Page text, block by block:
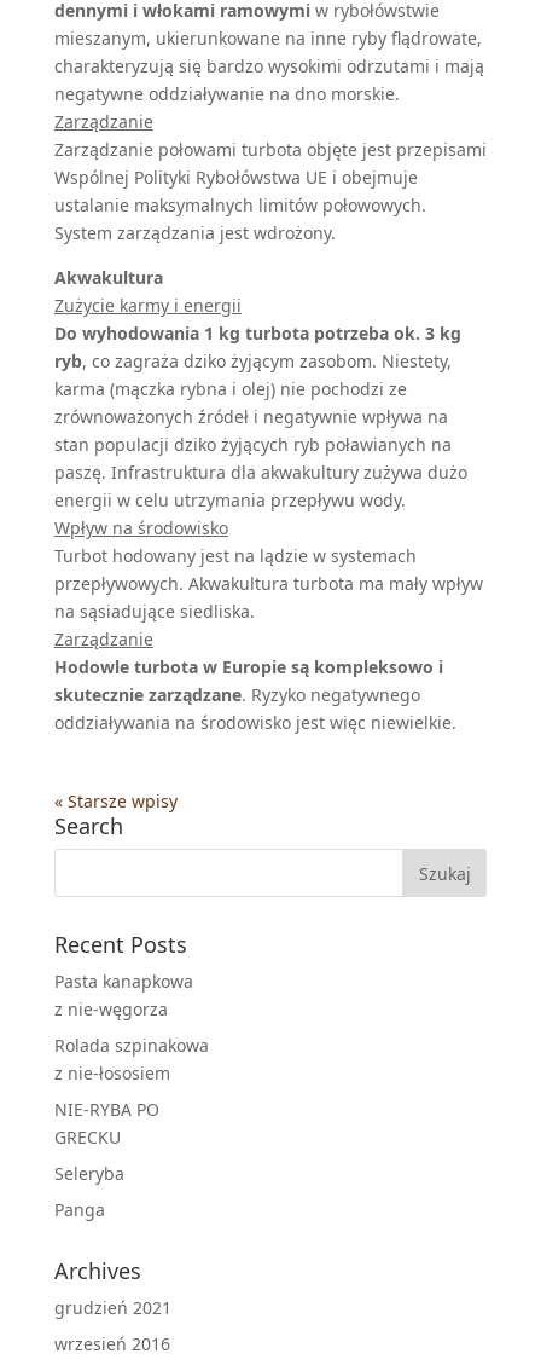
dennymi i włokami ramowymiw rybołówstwie
mieszanym, ukierunkowane na inne ryby flądrowate,
charakteryzują się bardzo wysokimi odrzutami i mają
negatywne oddziaływanie na dno morskie.
Zarządzanie
Zarządzanie połowami turbota objęte jest przepisami
Wspólnej Polityki Rybołówstwa UE i obejmuje
ustalanie maksymalnych limitów połowowych.
System zarządzania jest wdrożony.
Akwakultura
Zużycie karmy i energii
Do wyhodowania 1 kg turbota potrzeba ok. 3 kg
ryb, co zagraża dziko żyjącym zasobom. Niestety,
karma (mączka rybna i olej) nie pochodzi ze
zrównoważonych źródeł i negatywnie wpływa na
stan populacji dziko żyjących ryb poławianych na
paszę. Infrastruktura dla akwakultury zużywa dużo
energii w celu utrzymania przepływu wody.
Wpływ na środowisko
Turbot hodowany jest na lądzie w systemach
przepływowych. Akwakultura turbota ma mały wpływ
na sąsiadujące siedliska.
Zarządzanie
Hodowle turbota w Europie są kompleksowo i
skutecznie zarządzane. Ryzyko negatywnego
oddziaływania na środowisko jest więc niewielkie.
« Starsze wpisy
Search
Recent Posts
Pasta kanapkowa
z nie-węgorza
Rolada szpinakowa
z nie-łososiem
NIE-RYBA PO
GRECKU
Seleryba
Panga
Archives
grudzień 2021
wrzesień 2016